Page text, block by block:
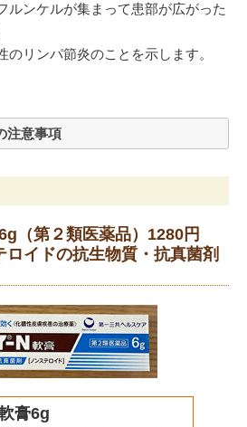
ルンケルが集まって患部が広がった
のリンパ節炎のことを示します。
注意事項
（第２類医薬品）1280円
ロイドの抗生物質・抗真菌剤
膏6g